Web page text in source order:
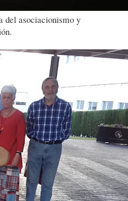
del asociacionismo y